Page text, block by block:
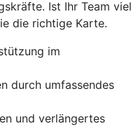
Ist Ihr Team viel
die richtige Karte.
im
durch umfassendes
und verlängertes